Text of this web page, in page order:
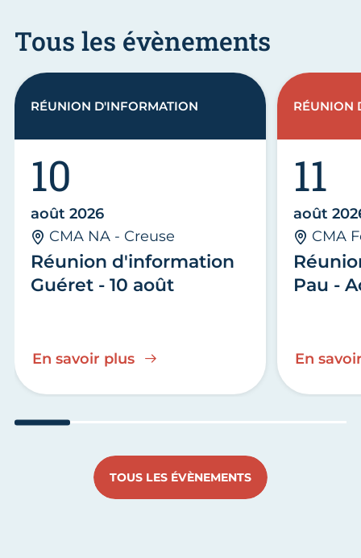
Tous les évènements
Réunion d'information
Guéret - 10 août
10
août 2026
CMA NA - Creuse
En savoir plus
RÉUNION D'INFORMATION
Pau -
11
août
CMA
En
RÉUNION
TOUS LES ÉVÈNEMENTS